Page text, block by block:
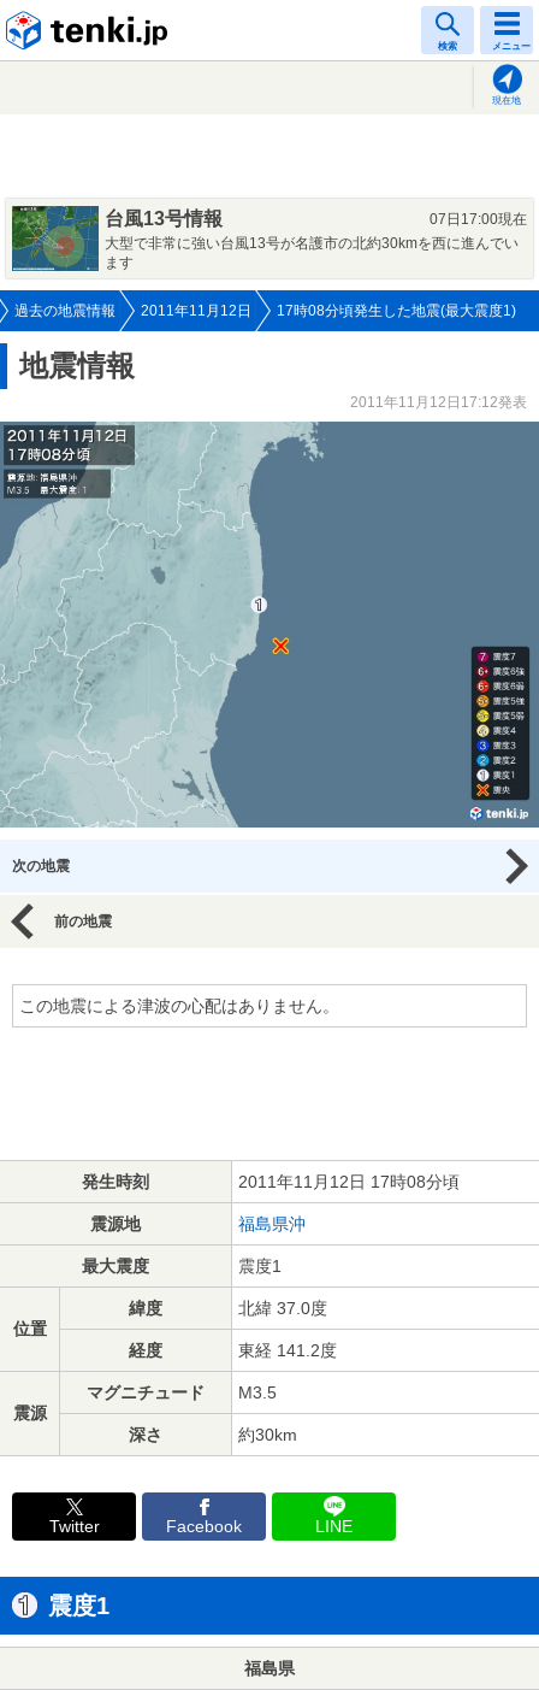
検索 メニュー
現在地
台風13号情報
07日17:00現在
大型で非常に強い台風13号が名護市の北約30kmを西に進んでい
ます
過去の地震情報 2011年11月12日 17時08分頃発生した地震(最大震度1)
地震情報
2011年11月12日17:12発表
次の地震
前の地震
この地震による津波の心配はありません。
発生時刻 2011年11月12日 17時08分頃
震源地 福島県沖
最大震度 震度1
位置
緯度 北緯 37.0度
経度 東経 141.2度
震源
マグニチュード M3.5
深さ 約30km
Twitter Facebook LINE
震度1
福島県